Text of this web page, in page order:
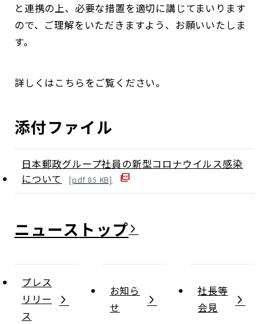
と連携の上、必要な措置を適切に講じてまいります
ので、ご理解をいただきますよう、お願いいたしま
す。
詳しくはこちらをご覧ください。
添付ファイル
日本郵政グループ社員の新型コロナウイルス感染
について
[pdf 85 KB]
ニュース
プレス
リリー
ス
お知ら
せ
社長等
会見